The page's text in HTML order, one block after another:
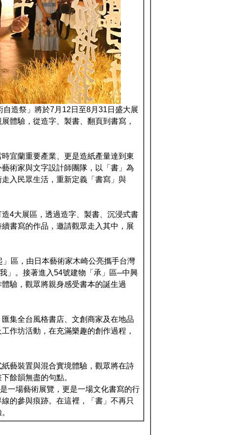
造祭」將於7月12日至8月31日盛大展
體驗，從造字、製書、翻頁到書寫，
宜蘭重要產業、更是造紙產量達到東
術家與文字設計師團隊，以「書」為
入民眾生活，重新定義「書寫」與
4大展區，透過造字、製書、沉浸式書
書寫的作品，邀請觀眾走入其中，展
區，由日本藝術家木崎公亮攜手台灣
」。接著進入54號建物「承」區─中興
驗，觀眾將親身感受書本的誕生過
集全台風格書店、文創商家及在地品
作坊活動，在充滿樂趣的創作過程，
藝裝置與混合實境體驗，觀眾將在詩
餘韻無盡的句點。
一場藝術展覽，更是一場文化書寫的行
的參與痕跡。在這裡，「書」不再只